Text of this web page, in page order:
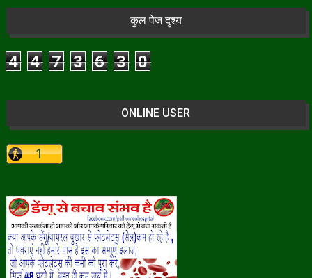
कुल पेज दृश्य
4 4 7 3 6 3 0
ONLINE USER